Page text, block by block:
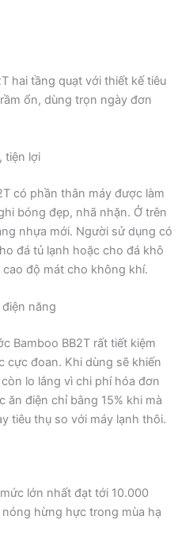
hai tầng quạt với thiết kế tiêu
ổn, dùng trọn ngày đơn
tiện lợi
có phần thân máy được làm
bóng đẹp, nhã nhặn. Ở trên
nhựa mới. Người sử dụng có
đá tủ lạnh hoặc cho đá khô
độ mát cho không khí.
năng
Bamboo BB2T rất tiết kiệm
cực đoan. Khi dùng sẽ khiến
lo lắng vì chi phí hóa đơn
ăn điện chỉ bằng 15% khi mà
tiêu thụ so với máy lạnh thôi.
lớn nhất đạt tới 10.000
hừng hực trong mùa hạ